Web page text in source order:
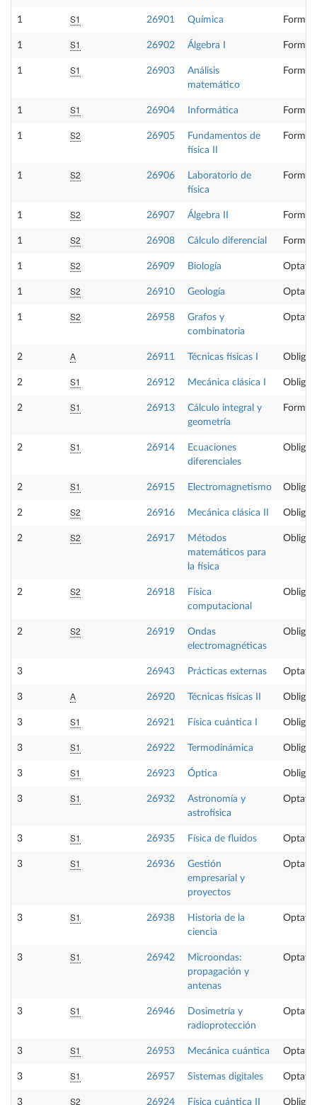
1 S1 26901 Química
1 S1 26902 Álgebra I
1 S1 26903
Análisis
matemático
1 S1 26904 Informática
1 S2 26905
Fundamentos de
física II
1 S2 26906
Laboratorio de
física
1 S2 26907 Álgebra II
1 S2 26908 Cálculo diferencial
1 S2 26909 Biología
1 S2 26910 Geología
1 S2 26958
Grafos y
combinatoria
2 A 26911 Técnicas físicas I
2 S1 26912 Mecánica clásica I
2 S1 26913
Cálculo integral y
geometría
2 S1 26914
Ecuaciones
diferenciales
2 S1 26915 Electromagnetismo
2 S2 26916 Mecánica clásica II
2 S2 26917
Métodos
matemáticos para
la física
2 S2 26918
Física
computacional
2 S2 26919
Ondas
electromagnéticas
3 26943 Prácticas externas
3 A 26920 Técnicas físicas II
3 S1 26921 Física cuántica I
3 S1 26922 Termodinámica
3 S1 26923 Óptica
3 S1 26932
Astronomía y
astrofísica
3 S1 26935 Física de fluidos
3 S1 26936
Gestión
empresarial y
proyectos
3 S1 26938
Historia de la
ciencia
3 S1 26942
Microondas:
propagación y
antenas
3 S1 26946
Dosimetría y
radioprotección
3 S1 26953 Mecánica cuántica
3 S1 26957 Sistemas digitales
3 S2 26924 Física cuántica II